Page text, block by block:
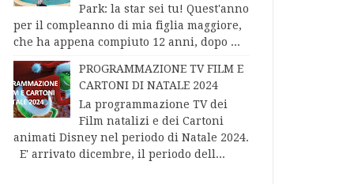
Park: la star sei tu! Quest'anno
per il compleanno di mia figlia maggiore,
che ha appena compiuto 12 anni, dopo ...
PROGRAMMAZIONE TV FILM E
CARTONI DI NATALE 2024
La programmazione TV dei
Film natalizi e dei Cartoni
animati Disney nel periodo di Natale 2024.
E' arrivato dicembre, il periodo dell...